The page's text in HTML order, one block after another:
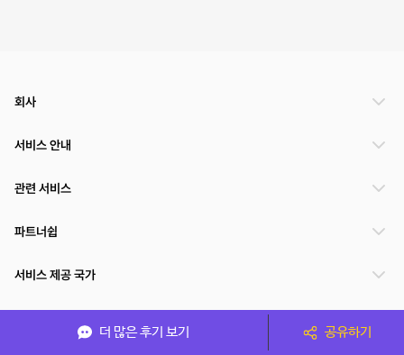
더 많은 후기 보기 공유하기
회사
서비스 안내
관련 서비스
파트너쉽
서비스 제공 국가
(주)NSPACE 사업자정보